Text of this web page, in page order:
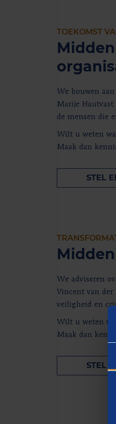
TOEKOMST
We bouwen
Marije
de mensen die
Wilt u weten
Maak dan
STEL
We adviseren
Vincent van der
veiligheid en
Wilt u weten
Maak dan
STEL